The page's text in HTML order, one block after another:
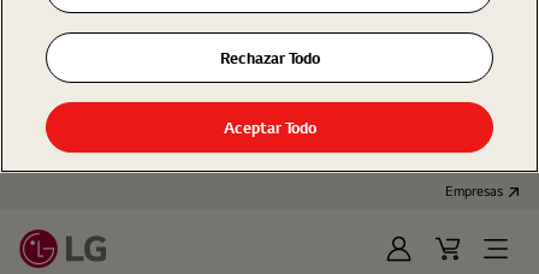
Empresas
IniciarCart
Open
Rechazar Todo
Aceptar Todo